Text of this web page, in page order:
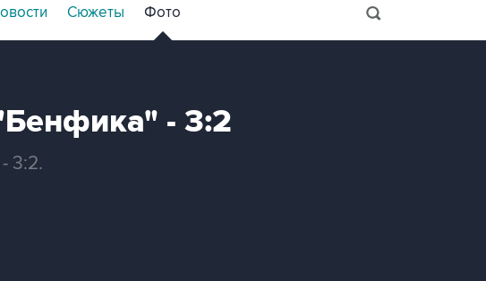
Сюжеты Фото
- 3:2
3:2.